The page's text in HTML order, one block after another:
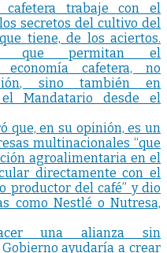
cafetera trabaje con el
secretos del cultivo del
tiene, de los aciertos.
que permitan el
cafetera, no
sino también en
Mandatario desde el
que, en su opinión, es un
multinacionales “que
agroalimentaria en el
directamente con el
productor del café” y dio
como Nestlé o Nutresa,
una alianza sin
ayudaría a crear